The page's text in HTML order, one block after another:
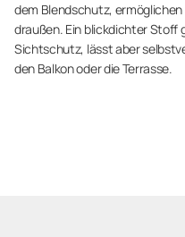
dem Blendschutz,
draußen. Ein blickdichter Stoff
Sichtschutz, lässt aber
den Balkon oder die Terrasse.